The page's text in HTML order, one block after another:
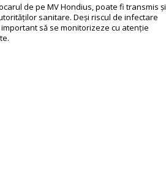
de pe MV Hondius, poate fi transmis și
sanitare. Deși riscul de infectare
să se monitorizeze cu atenție